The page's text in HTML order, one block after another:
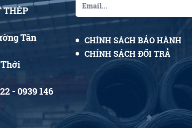
THÉP
Tân
Thới
- 0939 146
CHÍNH SÁCH BẢO HÀNH
CHÍNH SÁCH ĐỔI TRẢ